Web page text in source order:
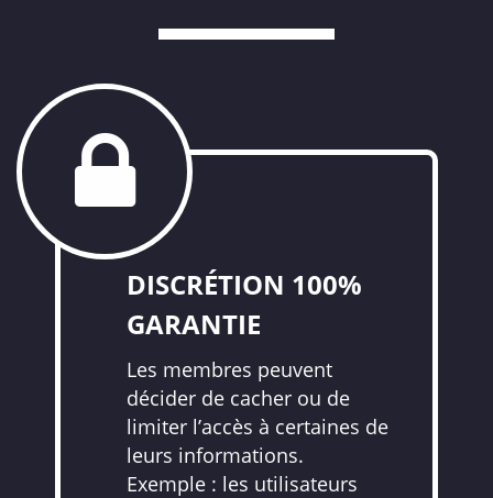
DISCRÉTION 100%
GARANTIE
Les membres peuvent
décider de cacher ou de
limiter l’accès à certaines de
leurs informations.
Exemple : les utilisateurs